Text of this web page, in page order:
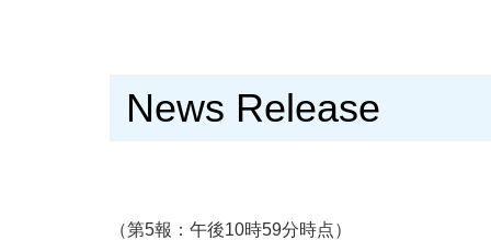
News Release
（第5報：午後10時59分時点）